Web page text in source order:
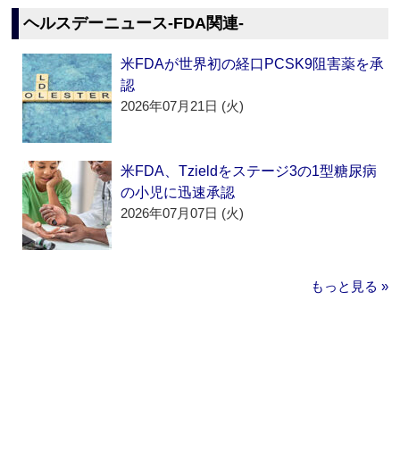
ヘルスデーニュース‐FDA関連‐
米FDAが世界初の経口PCSK9阻害薬を承
認
2026年07月21日 (火)
米FDA、Tzieldをステージ3の1型糖尿病
の小児に迅速承認
2026年07月07日 (火)
もっと見る »